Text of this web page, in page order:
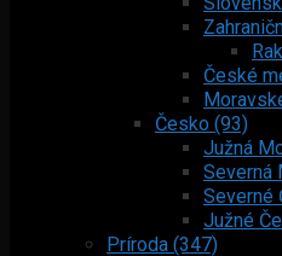
České
Česko (93)
Južná
Severná
Severné
Južné
Príroda (347)